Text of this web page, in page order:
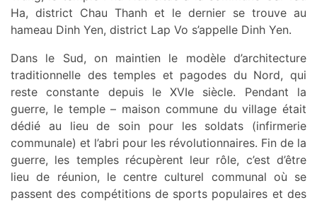
Ha, district Chau Thanh et le dernier se trouve au
hameau Dinh Yen, district Lap Vo s’appelle Dinh Yen.
Dans le Sud, on maintien le modèle d’architecture
traditionnelle des temples et pagodes du Nord, qui
reste constante depuis le XVIe siècle. Pendant la
guerre, le temple – maison commune du village était
dédié au lieu de soin pour les soldats (infirmerie
communale) et l’abri pour les révolutionnaires. Fin de la
guerre, les temples récupèrent leur rôle, c’est d’être
lieu de réunion, le centre culturel communal où se
passent des compétitions de sports populaires et des